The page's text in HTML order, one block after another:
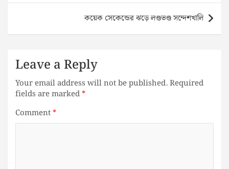
কয়েক সেকেন্ডের ঝড়ে লণ্ডভণ্ড সন্দেশখালি
Leave a Reply
Your email address will not be published.Required
fields are marked*
Comment*